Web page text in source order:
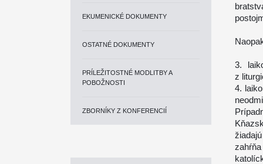
EKUMENICKÉ DOKUMENTY
OSTATNÉ DOKUMENTY
PRÍLEŽITOSTNÉ MODLITBY A
POBOŽNOSTI
ZBORNÍKY Z KONFERENCIÍ
3.
z
4.